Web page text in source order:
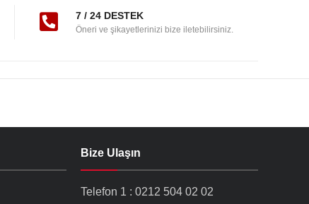
7 / 24 DESTEK
Öneri ve şikayetlerinizi bize iletebilirsiniz.
Bize Ulaşın
Telefon 1 : 0212 504 02 02